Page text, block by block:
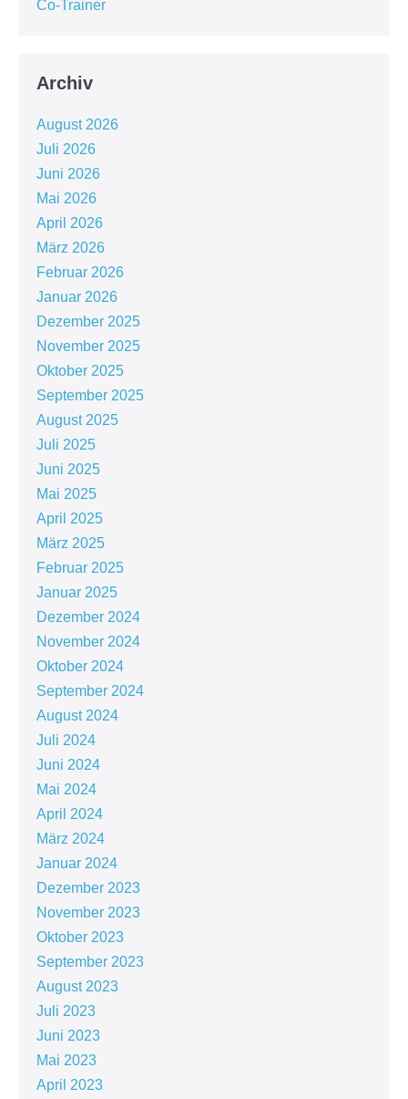
Co-Trainer
Archiv
August 2026
Juli 2026
Juni 2026
Mai 2026
April 2026
März 2026
Februar 2026
Januar 2026
Dezember 2025
November 2025
Oktober 2025
September 2025
August 2025
Juli 2025
Juni 2025
Mai 2025
April 2025
März 2025
Februar 2025
Januar 2025
Dezember 2024
November 2024
Oktober 2024
September 2024
August 2024
Juli 2024
Juni 2024
Mai 2024
April 2024
März 2024
Januar 2024
Dezember 2023
November 2023
Oktober 2023
September 2023
August 2023
Juli 2023
Juni 2023
Mai 2023
April 2023